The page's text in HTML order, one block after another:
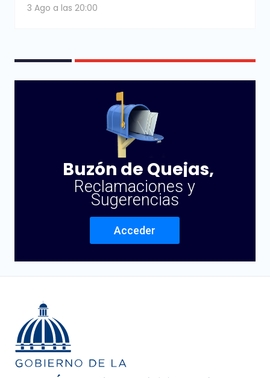
3 Ago a las 20:00
Buzón de Quejas,
Reclamaciones y
Sugerencias
Acceder